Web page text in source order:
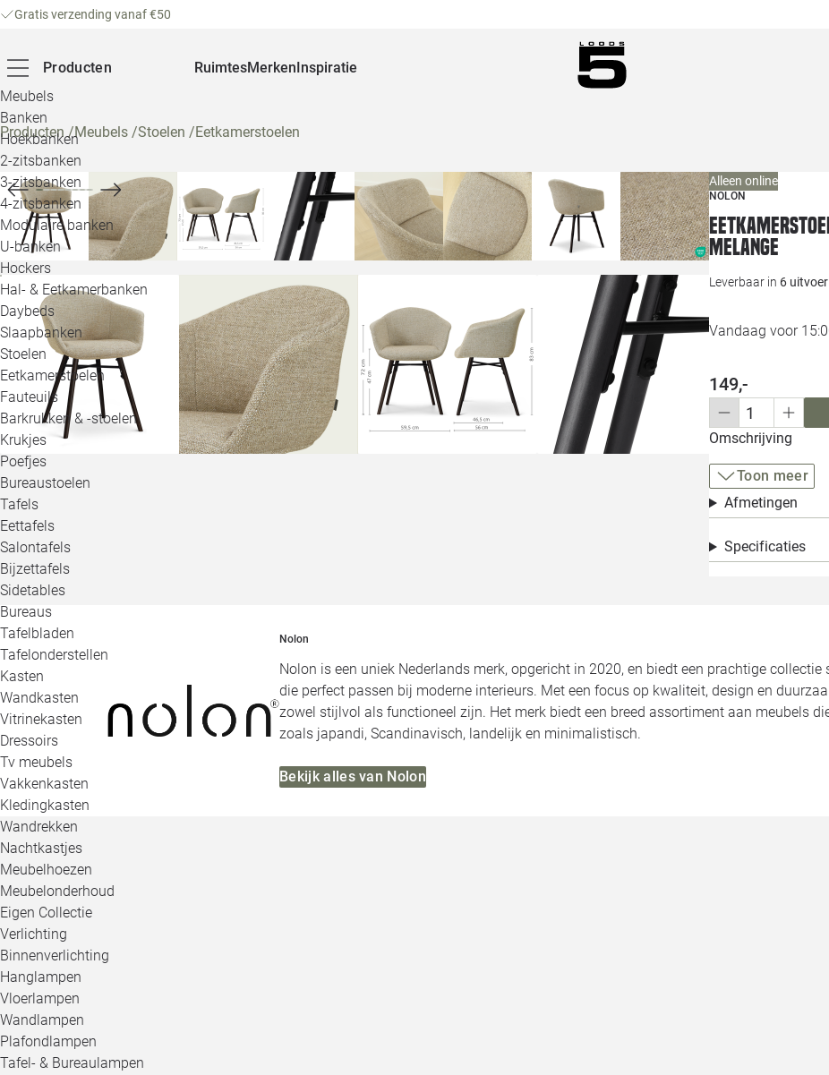
Gratis verzending vanaf €50
Producten
Meubels
Banken
Hoekbanken
2-zitsbanken
3-zitsbanken
4-zitsbanken
Modulaire banken
U-banken
Hockers
Hal- & Eetkamerbanken
Daybeds
Slaapbanken
Stoelen
Eetkamerstoelen
Fauteuils
Barkrukken & -stoelen
Krukjes
Poefjes
Bureaustoelen
Tafels
Eettafels
Salontafels
Bijzettafels
Sidetables
Bureaus
Tafelbladen
Tafelonderstellen
Kasten
Wandkasten
Vitrinekasten
Dressoirs
Tv meubels
Vakkenkasten
Kledingkasten
Wandrekken
Nachtkastjes
Meubelhoezen
Meubelonderhoud
Eigen Collectie
Verlichting
Binnenverlichting
Hanglampen
Vloerlampen
Wandlampen
Plafondlampen
Tafel- & Bureaulampen
RuimtesMerkenInspiratie
Producten/Meubels /Stoelen /Eetkamerstoelen
Alleen online
NOLON
melange
Leverbaar in 6
Vandaag voor
149,-
Omschrijving
Toon meer
Afmetingen
Specificaties
Nolon
Nolon is een uniek Nederlands merk, opgericht in 2020, en biedt een prachtige
die perfect passen bij moderne interieurs. Met een focus op kwaliteit, design en
zowel stijlvol als functioneel zijn. Het merk biedt een breed assortiment aan meubels
zoals japandi, Scandinavisch, landelijk en minimalistisch.
Bekijk alles van Nolon